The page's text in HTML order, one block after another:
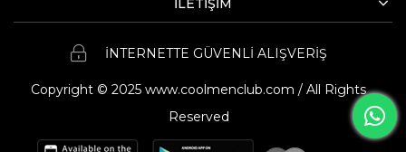
İLETİŞİM
İNTERNETTE GÜVENLİ ALIŞVERİŞ
Copyright © 2025 www.coolmenclub.com / All Rights
Reserved